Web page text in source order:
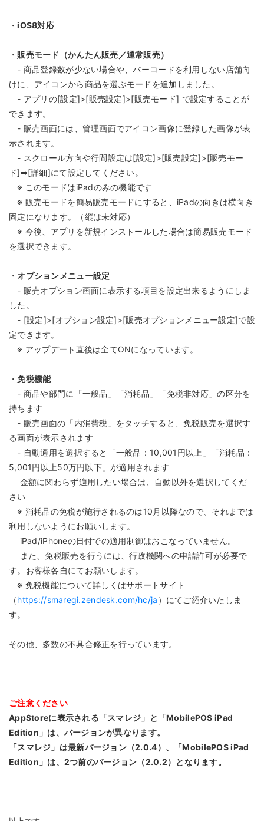
・iOS8対応
・ 販売モード（かんたん販売／通常販売）
- 商品登録数が少ない場合や、バーコードを利用しない店舗向
けに、アイコンから商品を選ぶモードを追加しました。
- アプリの[設定]>[販売設定]>[販売モード] で設定することが
できます。
- 販売画面には、管理画面でアイコン画像に登録した画像が表
示されます。
- スクロール方向や行間設定は[設定]>[販売設定]>[販売モー
ド]➡[詳細]にて設定してください。
※ このモードはiPadのみの機能です
※ 販売モードを簡易販売モードにすると、iPadの向きは横向き
固定になります。（縦は未対応）
※ 今後、アプリを新規インストールした場合は簡易販売モード
を選択できます。
・オプションメニュー設定
- 販売オプション画面に表示する項目を設定出来るようにしま
した。
- [設定]>[オプション設定]>[販売オプションメニュー設定]で設
定できます。
※ アップデート直後は全てONになっています。
・免税機能
- 商品や部門に「一般品」「消耗品」「免税非対応」の区分を
持ちます
- 販売画面の「内消費税」をタッチすると、免税販売を選択す
る画面が表示されます
- 自動適用を選択すると「一般品：10,001円以上」「消耗品：
5,001円以上50万円以下」が適用されます
金額に関わらず適用したい場合は、自動以外を選択してくだ
さい
※ 消耗品の免税が施行されるのは10月以降なので、それまでは
利用しないようにお願いします。
iPad/iPhoneの日付での適用制御はおこなっていません。
また、免税販売を行うには、行政機関への申請許可が必要で
す。お客様各自にてお願いします。
※ 免税機能について詳しくはサポートサイト
（https://smaregi.zendesk.com/hc/ja ）にてご紹介いたしま
す。
その他、多数の不具合修正を行っています。
ご注意ください
AppStoreに表示される「スマレジ」と「MobilePOS iPad
Edition」は、バージョンが異なります。
「スマレジ」は最新バージョン（2.0.4）、「MobilePOS iPad
Edition」は、2つ前のバージョン（2.0.2）となります。